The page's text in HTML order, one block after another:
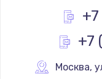
+7
Москва,